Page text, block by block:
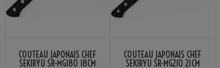
COUTEAU JAPONAIS CHEF
SEKIRYU SR-MG180 18CM
COUTEAU JAPONAIS CHEF
SEKIRYU SR-MG210 21CM